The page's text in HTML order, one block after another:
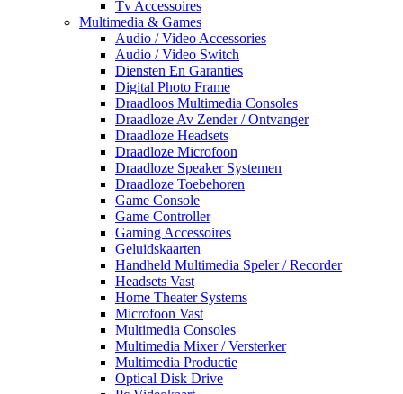
Tv Accessoires
Multimedia & Games
Audio / Video Accessories
Audio / Video Switch
Diensten En Garanties
Digital Photo Frame
Draadloos Multimedia Consoles
Draadloze Av Zender / Ontvanger
Draadloze Headsets
Draadloze Microfoon
Draadloze Speaker Systemen
Draadloze Toebehoren
Game Console
Game Controller
Gaming Accessoires
Geluidskaarten
Handheld Multimedia Speler / Recorder
Headsets Vast
Home Theater Systems
Microfoon Vast
Multimedia Consoles
Multimedia Mixer / Versterker
Multimedia Productie
Optical Disk Drive